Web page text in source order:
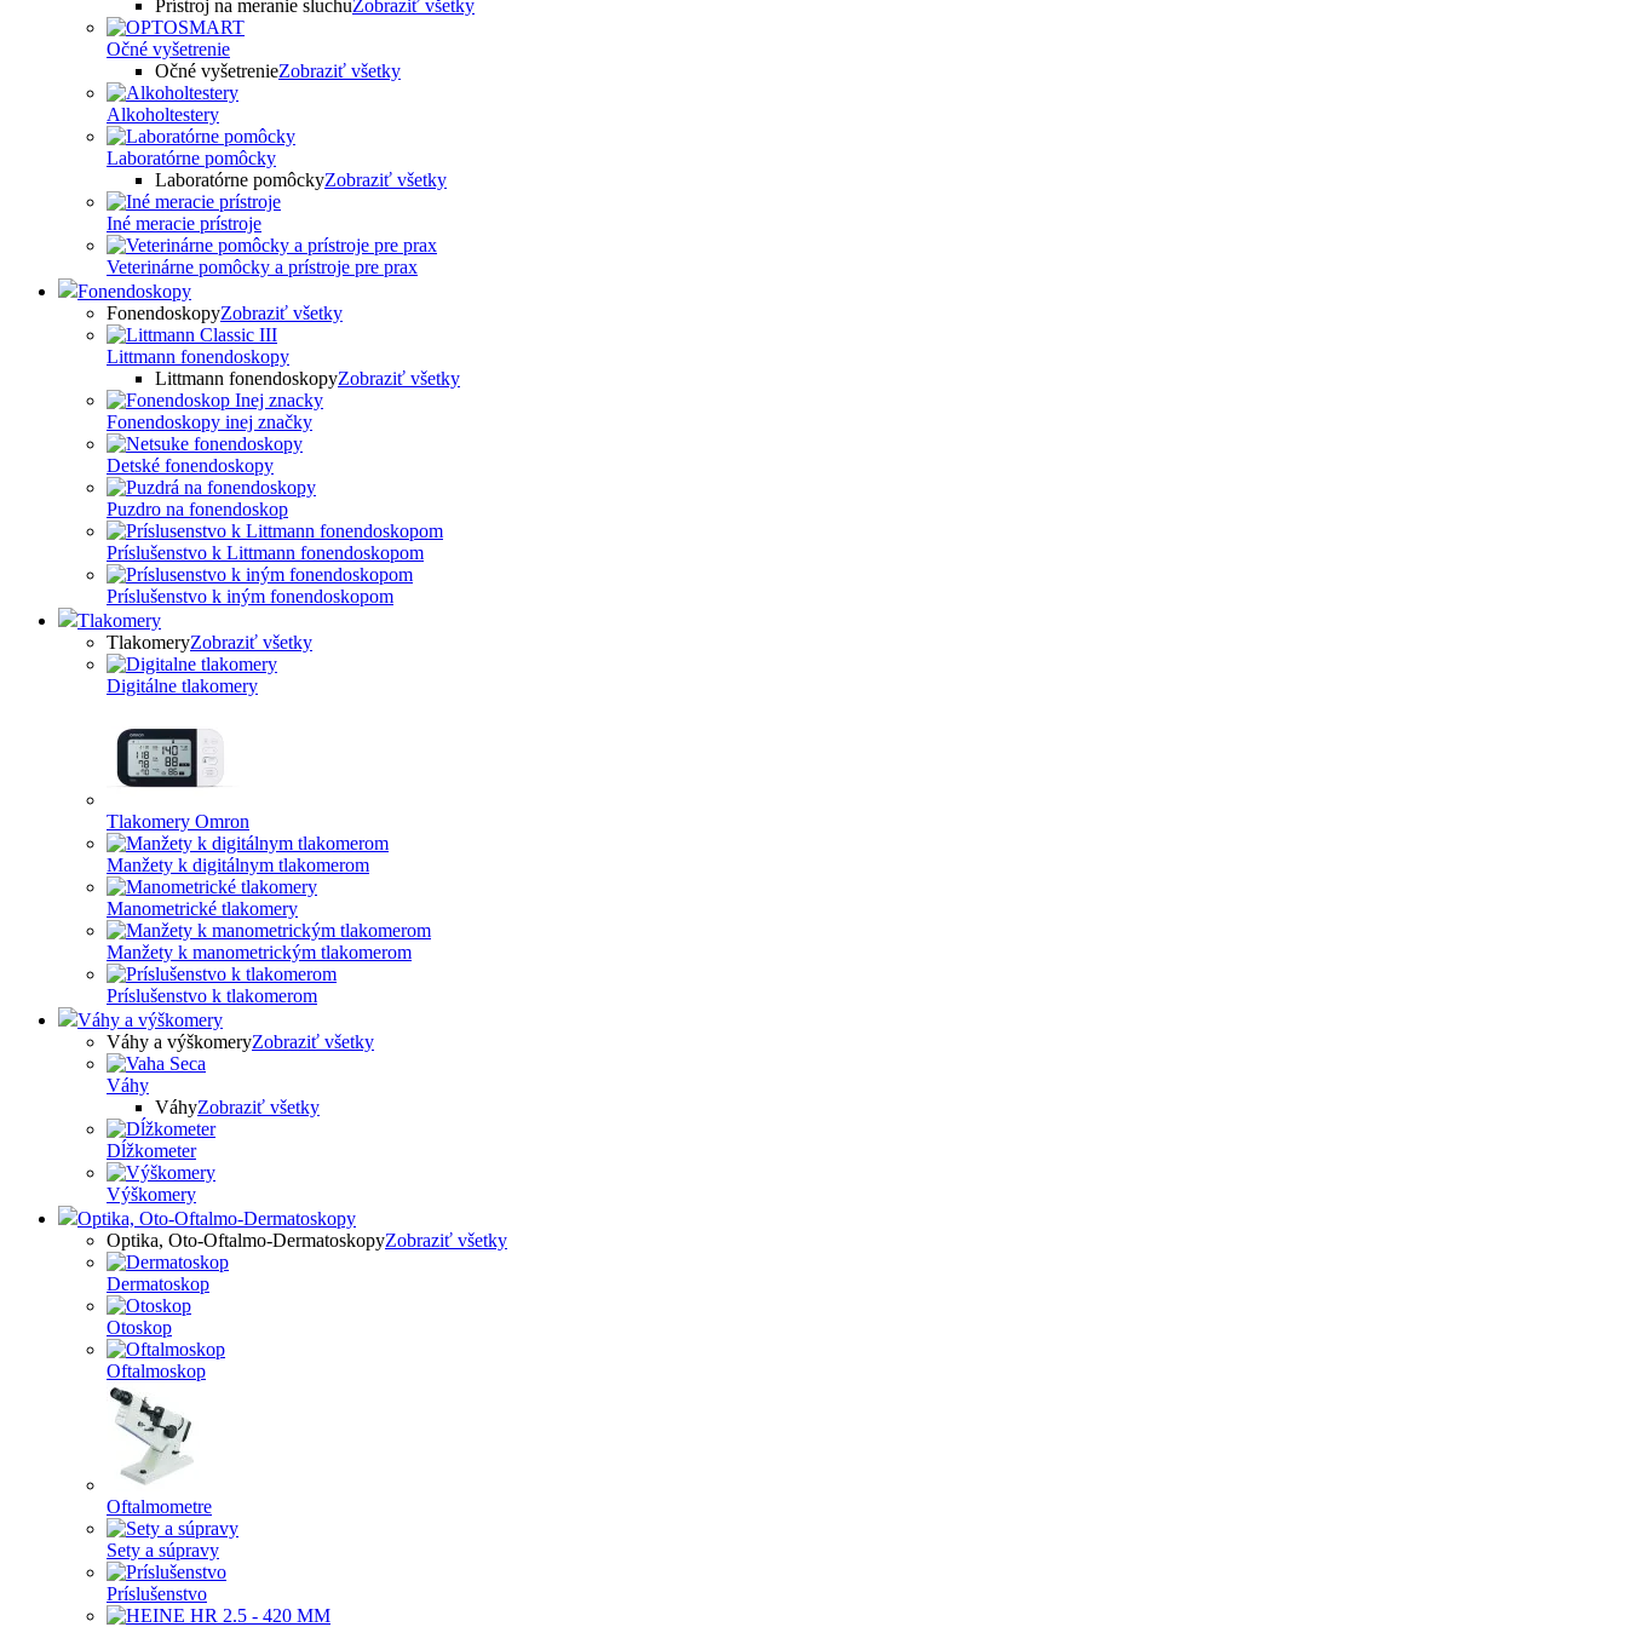
Prístroj na meranie sluchuZobraziť všetky
Očné vyšetrenie
Očné vyšetrenieZobraziť všetky
Alkoholtestery
Laboratórne pomôcky
Laboratórne pomôckyZobraziť všetky
Iné meracie prístroje
Veterinárne pomôcky a prístroje pre prax
Fonendoskopy
FonendoskopyZobraziť všetky
Littmann fonendoskopy
Littmann fonendoskopyZobraziť všetky
Fonendoskopy inej značky
Detské fonendoskopy
Puzdro na fonendoskop
Príslušenstvo k Littmann fonendoskopom
Príslušenstvo k iným fonendoskopom
Tlakomery
TlakomeryZobraziť všetky
Digitálne tlakomery
Tlakomery Omron
Manžety k digitálnym tlakomerom
Manometrické tlakomery
Manžety k manometrickým tlakomerom
Príslušenstvo k tlakomerom
Váhy a výškomery
Váhy a výškomeryZobraziť všetky
Váhy
VáhyZobraziť všetky
Dĺžkometer
Výškomery
Optika, Oto-Oftalmo-Dermatoskopy
Optika, Oto-Oftalmo-DermatoskopyZobraziť všetky
Dermatoskop
Otoskop
Oftalmoskop
Oftalmometre
Sety a súpravy
Príslušenstvo